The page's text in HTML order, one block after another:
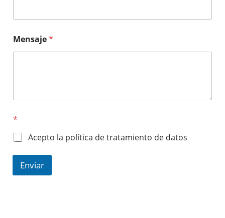
Mensaje*
*
Acepto la política de tratamiento de datos
Enviar